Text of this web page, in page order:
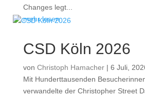
Changes legt...
mehr lesen
CSD Köln 2026
von Christoph Hamacher| 6 Juli,
Mit Hunderttausenden
verwandelte der Christopher Street